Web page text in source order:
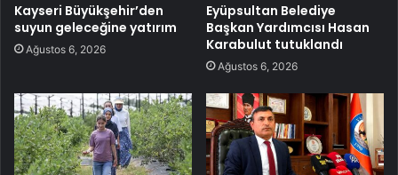
Kayseri Büyükşehir’den
suyun geleceğine yatırım
Ağustos 6, 2026
Eyüpsultan Belediye
Başkan Yardımcısı Hasan
Karabulut tutuklandı
Ağustos 6, 2026